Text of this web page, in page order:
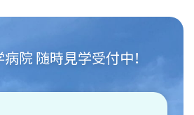
院 随時見学受付中！